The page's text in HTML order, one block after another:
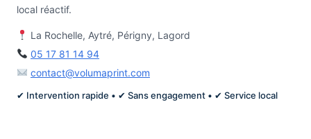
local réactif.
La Rochelle, Aytré, Périgny, Lagord
05 17 81 14 94
contact@volumaprint.com
✔ Intervention rapide • ✔ Sans engagement • ✔ Service local